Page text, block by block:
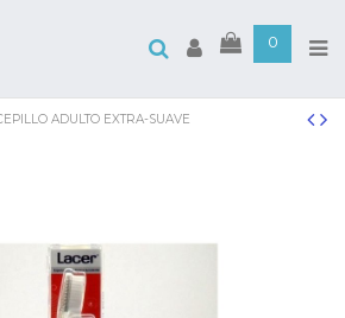
0
ADULTO EXTRA-SUAVE